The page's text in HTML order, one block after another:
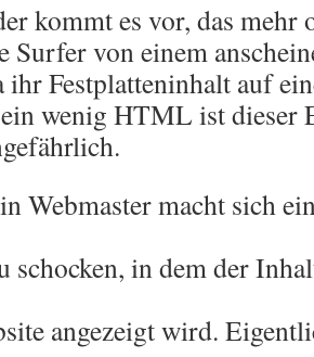
kommt es vor, das mehr
Surfer von einem
ihr Festplatteninhalt auf
wenig HTML ist dieser
Webmaster macht sich
schocken, in dem der
angezeigt wird.